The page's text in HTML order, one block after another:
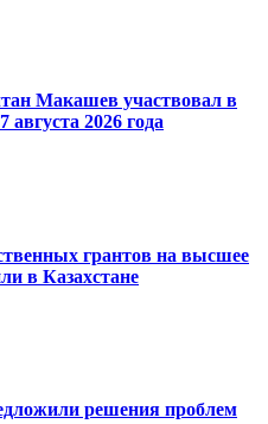
Макашев участвовал в
августа 2026 года
грантов на высшее
в Казахстане
решения проблем